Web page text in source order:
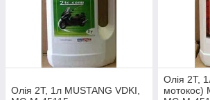
Олія 2T, 1л MUSTANG VDKI,
Олія 2T,
мотокос)